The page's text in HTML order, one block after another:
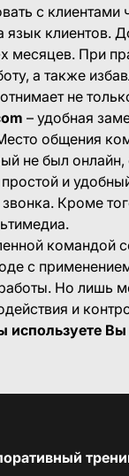
с
язык клиентов.
месяцев. При
а также
не
– удобная
общения
не был
и
звонка. Кроме
командой
с
Но лишь
и
используете